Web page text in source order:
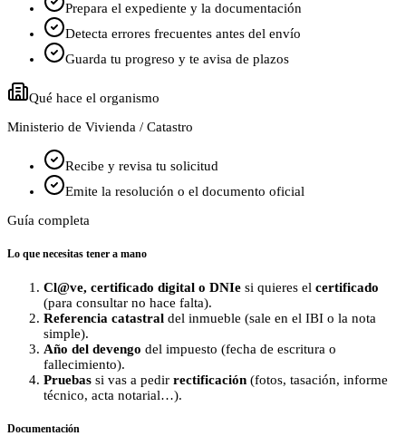
Prepara el expediente y la documentación
Detecta errores frecuentes antes del envío
Guarda tu progreso y te avisa de plazos
Qué hace el organismo
Ministerio de Vivienda / Catastro
Recibe y revisa tu solicitud
Emite la resolución o el documento oficial
Guía completa
Lo que necesitas tener a mano
Cl@ve, certificado digital o DNIe si quieres el certificado
(para consultar no hace falta).
Referencia catastral del inmueble (sale en el IBI o la nota
simple).
Año del devengo del impuesto (fecha de escritura o
fallecimiento).
Pruebas si vas a pedir rectificación (fotos, tasación, informe
técnico, acta notarial…).
Documentación